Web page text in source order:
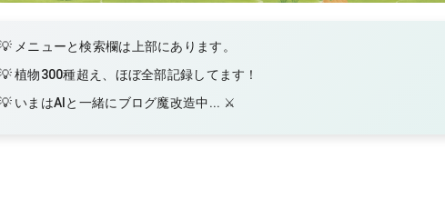
メニューと検索欄は上部にあります。
植物300種超え、ほぼ全部記録してます！
いまはAIと一緒にブログ魔改造中... ⚔️